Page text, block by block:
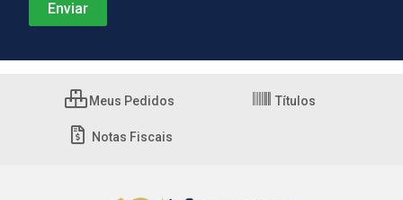
Meus Pedidos Títulos
Notas Fiscais